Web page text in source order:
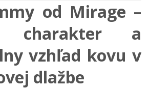
od Mirage –
charakter a
vzhľad kovu v
dlažbe